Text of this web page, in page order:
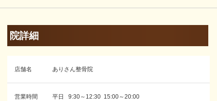
院詳細
店舗名 ありさん整骨院
営業時間
平日 9:30～12:30 15:00～20:00